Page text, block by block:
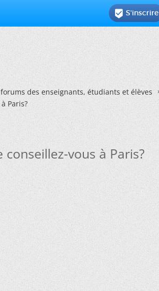
 S'inscrire
forums des enseignants, étudiants et élèves
Paris?
vous à Paris?